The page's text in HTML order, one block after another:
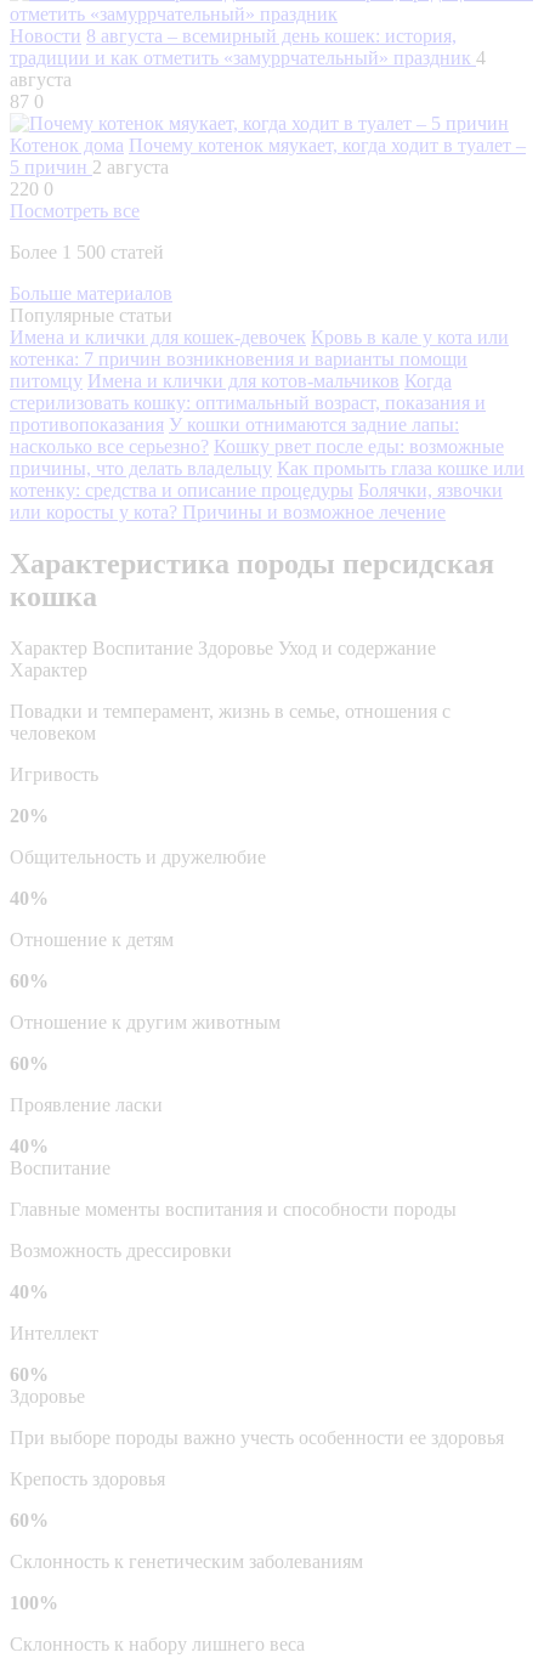
Новости 8 августа – всемирный день кошек: история,
традиции и как отметить «замуррчательный» праздник 4
августа
87 0
Котенок дома Почему котенок мяукает, когда ходит в туалет –
5 причин 2 августа
220 0
Посмотреть все
Более 1 500 статей
Больше материалов
Популярные статьи
Имена и клички для кошек-девочек Кровь в кале у кота или
котенка: 7 причин возникновения и варианты помощи
питомцу Имена и клички для котов-мальчиков Когда
стерилизовать кошку: оптимальный возраст, показания и
противопоказания У кошки отнимаются задние лапы:
насколько все серьезно? Кошку рвет после еды: возможные
причины, что делать владельцу Как промыть глаза кошке или
котенку: средства и описание процедуры Болячки, язвочки
или коросты у кота? Причины и возможное лечение
Характеристика породы персидская
кошка
Характер Воспитание Здоровье Уход и содержание
Характер
Повадки и темперамент, жизнь в семье, отношения с
человеком
Игривость
20%
Общительность и дружелюбие
40%
Отношение к детям
60%
Отношение к другим животным
60%
Проявление ласки
40%
Воспитание
Главные моменты воспитания и способности породы
Возможность дрессировки
40%
Интеллект
60%
Здоровье
При выборе породы важно учесть особенности ее здоровья
Крепость здоровья
60%
Склонность к генетическим заболеваниям
100%
Склонность к набору лишнего веса